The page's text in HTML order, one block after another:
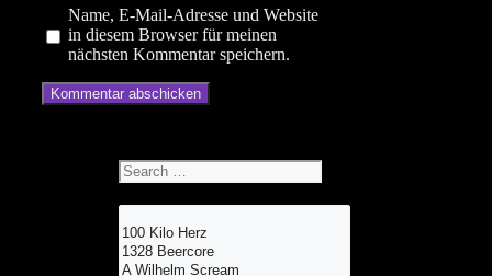
Name, E-Mail-Adresse und Website
in diesem Browser für meinen
nächsten Kommentar speichern.